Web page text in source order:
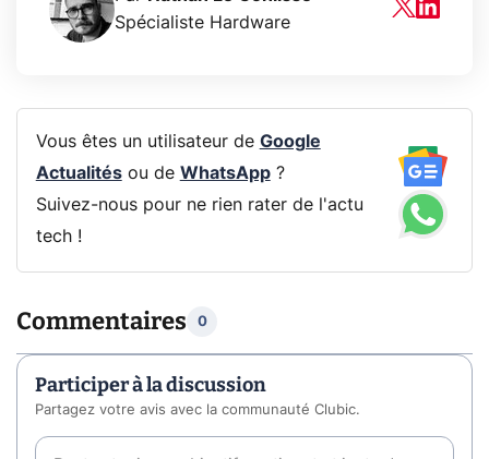
Spécialiste Hardware
Vous êtes un utilisateur de Google
Actualitésou de WhatsApp?
Suivez-nous pour ne rien rater de l'actu
tech !
Commentaires 0
Participer à la discussion
Partagez votre avis avec la communauté Clubic.